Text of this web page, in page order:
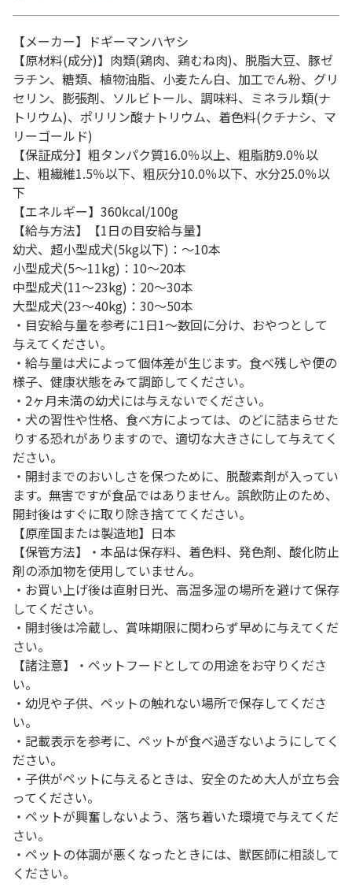
【メーカー】ドギーマンハヤシ
【原材料(成分)】肉類(鶏肉、鶏むね肉)、脱脂大豆、豚ゼ
ラチン、糖類、植物油脂、小麦たん白、加工でん粉、グリ
セリン、膨張剤、ソルビトール、調味料、ミネラル類(ナ
トリウム)、ポリリン酸ナトリウム、着色料(クチナシ、マ
リーゴールド)
【保証成分】粗タンパク質16.0％以上、粗脂肪9.0％以
上、粗繊維1.5％以下、粗灰分10.0％以下、水分25.0％以
下
【エネルギー】360kcal/100g
【給与方法】【1日の目安給与量】
幼犬、超小型成犬(5kg以下)：～10本
小型成犬(5～11kg)：10～20本
中型成犬(11～23kg)：20～30本
大型成犬(23～40kg)：30～50本
・目安給与量を参考に1日1～数回に分け、おやつとして
与えてください。
・給与量は犬によって個体差が生じます。食べ残しや便の
様子、健康状態をみて調節してください。
・2ヶ月未満の幼犬には与えないでください。
・犬の習性や性格、食べ方によっては、のどに詰まらせた
りする恐れがありますので、適切な大きさにして与えてく
ださい。
・開封までのおいしさを保つために、脱酸素剤が入ってい
ます。無害ですが食品ではありません。誤飲防止のため、
開封後はすぐに取り除き捨ててください。
【原産国または製造地】日本
【保管方法】・本品は保存料、着色料、発色剤、酸化防止
剤の添加物を使用していません。
・お買い上げ後は直射日光、高温多湿の場所を避けて保存
してください。
・開封後は冷蔵し、賞味期限に関わらず早めに与えてくだ
さい。
【諸注意】・ペットフードとしての用途をお守りくださ
い。
・幼児や子供、ペットの触れない場所で保存してくださ
い。
・記載表示を参考に、ペットが食べ過ぎないようにしてく
ださい。
・子供がペットに与えるときは、安全のため大人が立ち会
ってください。
・ペットが興奮しないよう、落ち着いた環境で与えてくだ
さい。
・ペットの体調が悪くなったときには、獣医師に相談して
ください。